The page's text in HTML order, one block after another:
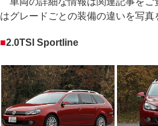
はグレードごとの装備の違いを写真
■2.0TSI Sportline